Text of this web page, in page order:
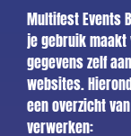
Multifest Events
je gebruik maakt
gegevens zelf
websites.
een overzicht
verwerken: